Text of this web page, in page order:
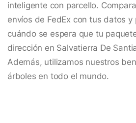
inteligente con parcello.
envíos de FedEx con tus datos
cuándo se espera que tu
dirección en Salvatierra De
Además, utilizamos nuestros
árboles en todo el mundo.